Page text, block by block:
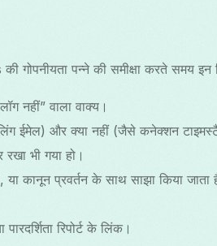
गोपनीयता पन्ने की समीक्षा करते समय इन
नहीं” वाला वाक्य।
ईमेल) और क्या नहीं (जैसे कनेक्शन
भी गया हो।
या कानून प्रवर्तन के साथ साझा किया
रिपोर्ट के लिंक।